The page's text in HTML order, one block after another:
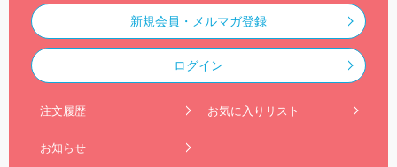
新規会員・メルマガ登録
ログイン
注文履歴 お気に入りリスト
お知らせ